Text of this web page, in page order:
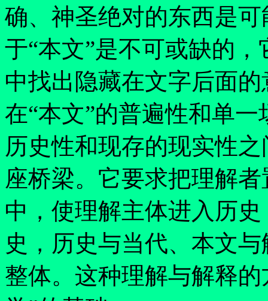
确、神圣绝对的东西是
于“本文”是不可或缺的，
中找出隐藏在文字后面
在“本文”的普遍性和单一
历史性和现存的现实性
座桥梁。它要求把理解
中，使理解主体进入历
史，历史与当代、本文
整体。这种理解与解释